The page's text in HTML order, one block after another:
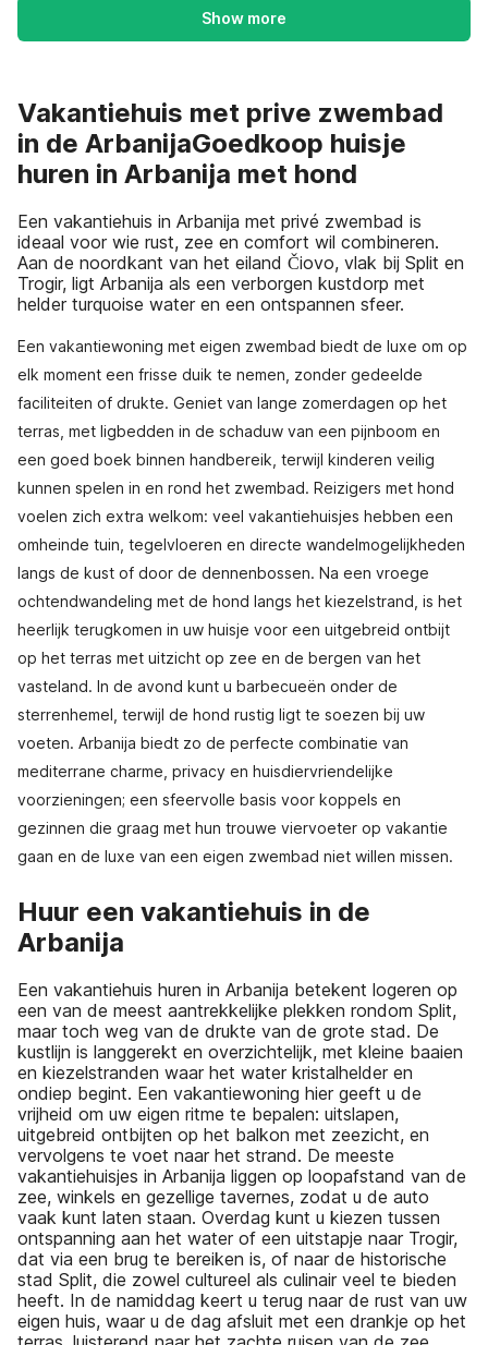
Show more
Vakantiehuis met prive zwembad
in de ArbanijaGoedkoop huisje
huren in Arbanija met hond
Een vakantiehuis in Arbanija met privé zwembad is
ideaal voor wie rust, zee en comfort wil combineren.
Aan de noordkant van het eiland Čiovo, vlak bij Split en
Trogir, ligt Arbanija als een verborgen kustdorp met
helder turquoise water en een ontspannen sfeer.
Een vakantiewoning met eigen zwembad biedt de luxe om op
elk moment een frisse duik te nemen, zonder gedeelde
faciliteiten of drukte. Geniet van lange zomerdagen op het
terras, met ligbedden in de schaduw van een pijnboom en
een goed boek binnen handbereik, terwijl kinderen veilig
kunnen spelen in en rond het zwembad. Reizigers met hond
voelen zich extra welkom: veel vakantiehuisjes hebben een
omheinde tuin, tegelvloeren en directe wandelmogelijkheden
langs de kust of door de dennenbossen. Na een vroege
ochtendwandeling met de hond langs het kiezelstrand, is het
heerlijk terugkomen in uw huisje voor een uitgebreid ontbijt
op het terras met uitzicht op zee en de bergen van het
vasteland. In de avond kunt u barbecueën onder de
sterrenhemel, terwijl de hond rustig ligt te soezen bij uw
voeten. Arbanija biedt zo de perfecte combinatie van
mediterrane charme, privacy en huisdiervriendelijke
voorzieningen; een sfeervolle basis voor koppels en
gezinnen die graag met hun trouwe viervoeter op vakantie
gaan en de luxe van een eigen zwembad niet willen missen.
Huur een vakantiehuis in de
Arbanija
Een vakantiehuis huren in Arbanija betekent logeren op
een van de meest aantrekkelijke plekken rondom Split,
maar toch weg van de drukte van de grote stad. De
kustlijn is langgerekt en overzichtelijk, met kleine baaien
en kiezelstranden waar het water kristalhelder en
ondiep begint. Een vakantiewoning hier geeft u de
vrijheid om uw eigen ritme te bepalen: uitslapen,
uitgebreid ontbijten op het balkon met zeezicht, en
vervolgens te voet naar het strand. De meeste
vakantiehuisjes in Arbanija liggen op loopafstand van de
zee, winkels en gezellige tavernes, zodat u de auto
vaak kunt laten staan. Overdag kunt u kiezen tussen
ontspanning aan het water of een uitstapje naar Trogir,
dat via een brug te bereiken is, of naar de historische
stad Split, die zowel cultureel als culinair veel te bieden
heeft. In de namiddag keert u terug naar de rust van uw
eigen huis, waar u de dag afsluit met een drankje op het